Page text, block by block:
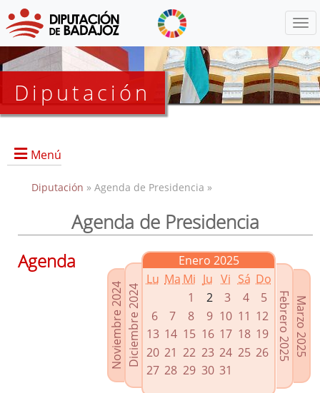
Diputación
Menú
Presidencia
Grupos Políticos
Enlaces relacionados
Agenda de Presidencia
Plenos provinciales y Juntas de gobierno
Oficina de Proyectos Europeos
Diputación » Agenda de Presidencia »
Agenda de Presidencia
Noviembre 2024Diciembre 2024
Enero 2025
Lu Ma Mi Ju Vi Sá Do
1
2 3 4
5
6
7 8 9 10 11 12
13 14 15 16 17 18 19
20 21 22 23 24 25 26
27 28 29 30 31
Marzo 2025
Febrero 2025
Agenda